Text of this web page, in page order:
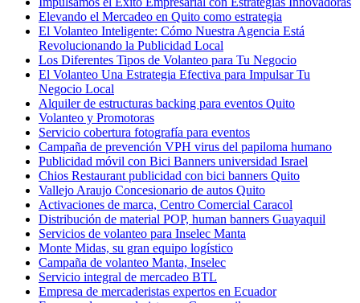
Elevando el Mercadeo en Quito como estrategia
El Volanteo Inteligente: Cómo Nuestra Agencia Está
Revolucionando la Publicidad Local
Los Diferentes Tipos de Volanteo para Tu Negocio
El Volanteo Una Estrategia Efectiva para Impulsar Tu
Negocio Local
Alquiler de estructuras backing para eventos Quito
Volanteo y Promotoras
Servicio cobertura fotografía para eventos
Campaña de prevención VPH virus del papiloma humano
Publicidad móvil con Bici Banners universidad Israel
Chios Restaurant publicidad con bici banners Quito
Vallejo Araujo Concesionario de autos Quito
Activaciones de marca, Centro Comercial Caracol
Distribución de material POP, human banners Guayaquil
Servicios de volanteo para Inselec Manta
Monte Midas, su gran equipo logístico
Campaña de volanteo Manta, Inselec
Servicio integral de mercadeo BTL
Empresa de mercaderistas expertos en Ecuador